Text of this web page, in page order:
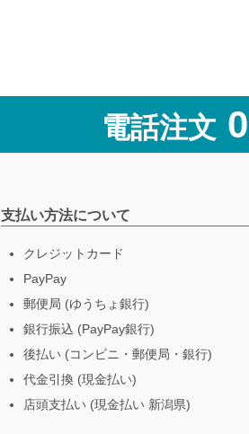
電話注文
支払い方法について
クレジットカード
PayPay
郵便局 (ゆうちょ銀行)
銀行振込 (PayPay銀行)
後払い (コンビニ・郵便局・銀行)
代金引換 (現金払い)
店頭支払い (現金払い 新潟県)